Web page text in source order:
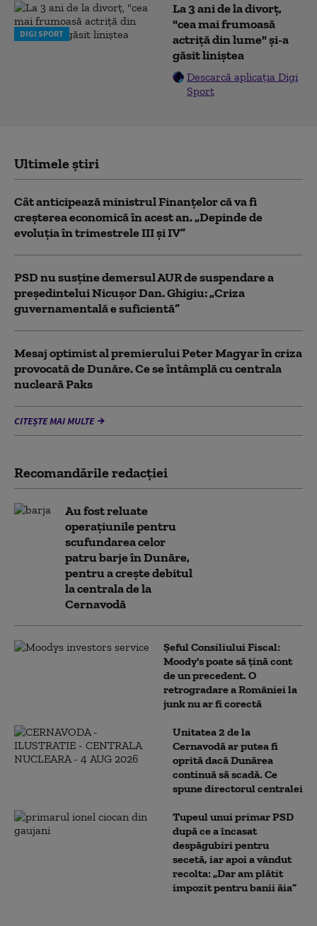
DIGI SPORT
La 3 ani de la divorț,
"cea mai frumoasă
actriță din lume" și-a
găsit liniștea
Descarcă aplicația Digi
Sport
Ultimele știri
Cât anticipează ministrul Finanțelor că va fi
creşterea economică în acest an. „Depinde de
evoluţia în trimestrele III şi IV”
PSD nu susține demersul AUR de suspendare a
președintelui Nicușor Dan. Ghigiu: „Criza
guvernamentală e suficientă”
Mesaj optimist al premierului Peter Magyar în criza
provocată de Dunăre. Ce se întâmplă cu centrala
nucleară Paks
CITEȘTE MAI MULTE
Recomandările redacţiei
Au fost reluate
operațiunile pentru
scufundarea celor
patru barje în Dunăre,
pentru a crește debitul
la centrala de la
Cernavodă
Șeful Consiliului Fiscal:
Moody's poate să țină cont
de un precedent. O
retrogradare a României la
junk nu ar fi corectă
Unitatea 2 de la
Cernavodă ar putea fi
oprită dacă Dunărea
continuă să scadă. Ce
spune directorul centralei
Tupeul unui primar PSD
după ce a încasat
despăgubiri pentru
secetă, iar apoi a vândut
recolta: „Dar am plătit
impozit pentru banii ăia”